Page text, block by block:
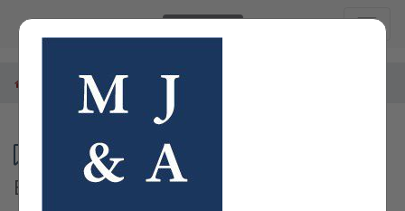
Castellano
Espectáculos Ontinyent
Programación
Espectáculos enOntinyent